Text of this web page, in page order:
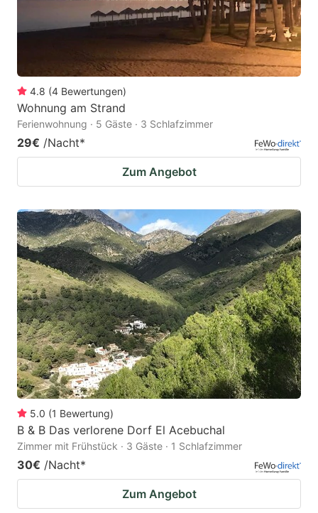
4.8 (4 Bewertungen)
Wohnung am Strand
Ferienwohnung · 5 Gäste · 3 Schlafzimmer
29€ /Nacht*
Zum Angebot
5.0 (1 Bewertung)
B & B Das verlorene Dorf El Acebuchal
Zimmer mit Frühstück · 3 Gäste · 1 Schlafzimmer
30€ /Nacht*
Zum Angebot